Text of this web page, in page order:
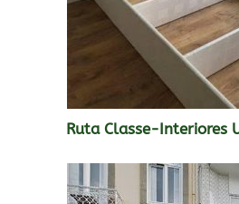
Ruta Classe-Interiores